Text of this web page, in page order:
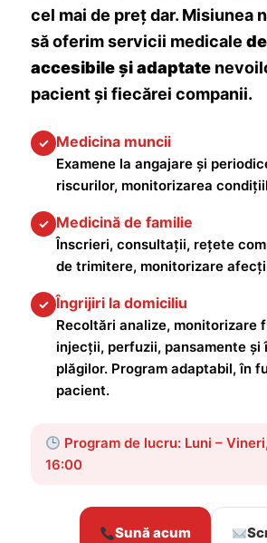
cel mai de preț dar. Misiunea
să oferim servicii medicale
accesibile și adaptate
pacient și fiecărei companii.
✓ Medicina muncii
Examene la angajare și
riscurilor, monitorizarea
✓ Medicină de familie
Înscrieri, consultații, rețete
de trimitere, monitorizare
✓ Îngrijiri la domiciliu
Recoltări analize, monitorizare
injecții, perfuzii, pansamente și
plăgilor. Program adaptabil, în
pacient.
Program de lucru: Luni –
16:00
Sună acum